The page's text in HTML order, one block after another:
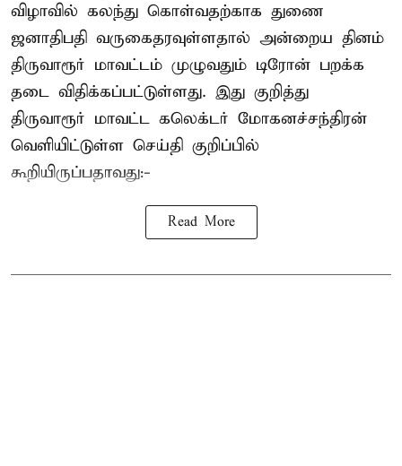
விழாவில் கலந்து கொள்வதற்காக துணை
ஜனாதிபதி வருகைதரவுள்ளதால் அன்றைய தினம்
திருவாரூர் மாவட்டம் முழுவதும் டிரோன் பறக்க
தடை விதிக்கப்பட்டுள்ளது. இது குறித்து
திருவாரூர் மாவட்ட கலெக்டர் மோகனச்சந்திரன்
வெளியிட்டுள்ள செய்தி குறிப்பில்
கூறியிருப்பதாவது:-
Read More